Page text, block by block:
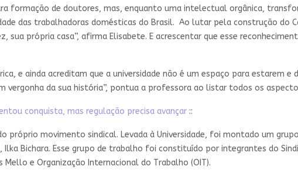
formação de doutores, mas, enquanto uma intelectual orgânica,
das trabalhadoras domésticas do Brasil. Ao lutar pela construção do
sua própria casa”, afirma Elisabete. E acrescentar que esse
e ainda acreditam que a universidade não é um espaço para estarem e
vergonha da sua história”, pontua a professora ao listar todos os
conquista, mas regulação precisa avançar ::
próprio movimento sindical. Levada à Universidade, foi montado um
Bichara. Esse grupo de trabalho foi constituído por integrantes do
Mello e Organização Internacional do Trabalho (OIT).